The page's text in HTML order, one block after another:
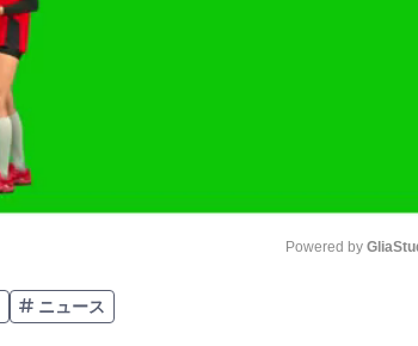
Powered by
ニュース